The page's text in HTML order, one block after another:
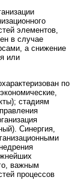
элементов,
в случае
а снижение
или
по
стадиям
Синергия,
важным
процессов